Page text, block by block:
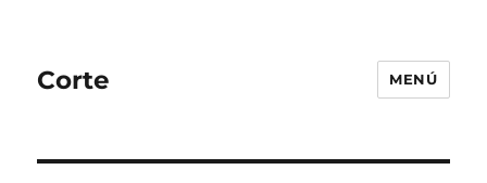
Corte MENÚ